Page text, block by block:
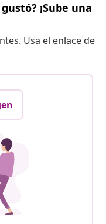
¡Sube una
Usa el enlace de